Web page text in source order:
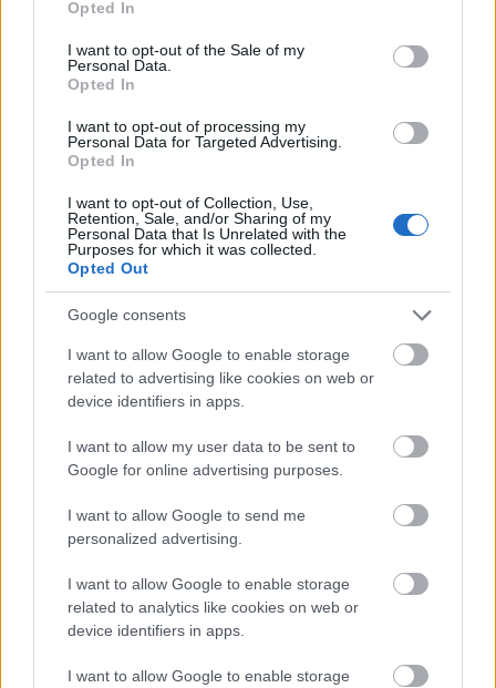
use your data for below specified purposes in below Google
consent section.
Opted In
I want to opt-out of the Sale of my
Personal Data.
Opted In
I want to opt-out of processing my
Personal Data for Targeted Advertising.
Opted In
I want to opt-out of Collection, Use,
Retention, Sale, and/or Sharing of my
Personal Data that Is Unrelated with the
Purposes for which it was collected.
Opted Out
Google consents
I want to allow Google to enable storage
related to advertising like cookies on web or
device identifiers in apps.
I want to allow my user data to be sent to
Google for online advertising purposes.
I want to allow Google to send me
personalized advertising.
I want to allow Google to enable storage
related to analytics like cookies on web or
device identifiers in apps.
I want to allow Google to enable storage
energiarendszer a végnapjait éli
HÍREK 6 órája
Csak egy válsággal lehet megfosztani a
dollárt a pénzügyi tróntól!
PÉNZÜGY 6 órája
NÉPSZERŰ